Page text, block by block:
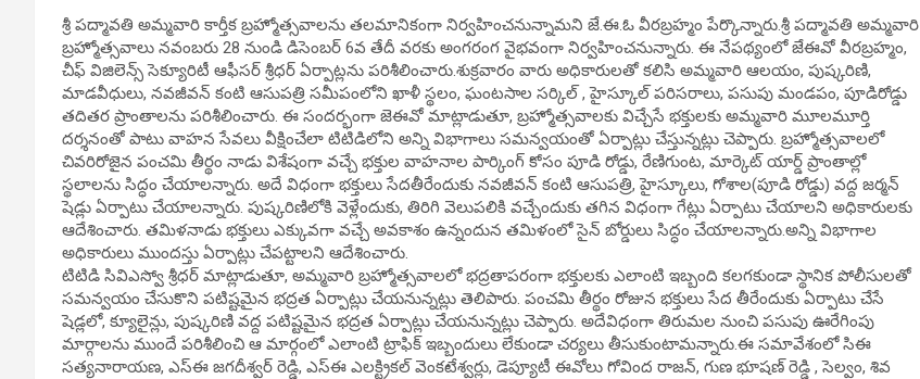
శ్రీ పద్మావతి అమ్మవారి కార్తీక బ్రహ్మోత్సవాలను తలమానికంగా నిర్వహించనున్నామని జే.ఈ.ఓ వీరబ్రహ్మం పేర్కొన్నారు.శ్రీ పద్మావతి అమ్మవారి
బ్రహ్మోత్సవాలు నవంబరు 28 నుండి డిసెంబర్ 6వ తేదీ వరకు అంగరంగ వైభవంగా నిర్వహించనున్నారు. ఈ నేపథ్యంలో జేఈవో వీరబ్రహ్మం,
చీఫ్ విజిలెన్స్ సెక్యూరిటీ ఆఫీసర్ శ్రీధర్ ఏర్పాట్లను పరిశీలించారు.శుక్రవారం వారు అధికారులతో కలిసి అమ్మవారి ఆలయం, పుష్కరిణి,
మాడవీధులు, నవజీవన్ కంటి ఆసుపత్రి సమీపంలోని ఖాళీ స్థలం, ఘంటసాల సర్కిల్ , హైస్కూల్ పరిసరాలు, పసుపు మండపం, పూడిరోడ్డు
తదితర ప్రాంతాలను పరిశీలించారు. ఈ సందర్భంగా జెఈవో మాట్లాడుతూ, బ్రహ్మోత్సవాలకు విచ్చేసే భక్తులకు అమ్మవారి మూలమూర్తి
దర్శనంతో పాటు వాహన సేవలు వీక్షించేలా టిటిడిలోని అన్ని విభాగాలు సమన్వయంతో ఏర్పాట్లు చేస్తున్నట్లు చెప్పారు. బ్రహ్మోత్సవాలలో
చివరిరోజైన పంచమి తీర్థం నాడు విశేషంగా వచ్చే భక్తుల వాహనాల పార్కింగ్ కోసం పూడి రోడ్డు, రేణిగుంట, మార్కెట్ యార్డ్ ప్రాంతాల్లో
స్థలాలను సిద్ధం చేయాలన్నారు. అదే విధంగా భక్తులు సేదతీరేందుకు నవజీవన్ కంటి ఆసుపత్రి, హైస్కూలు, గోశాల(పూడి రోడ్డు) వద్ద జర్మన్
షెడ్లు ఏర్పాటు చేయాలన్నారు. పుష్కరిణిలోకి వెళ్లేందుకు, తిరిగి వెలుపలికి వచ్చేందుకు తగిన విధంగా గేట్లు ఏర్పాటు చేయాలని అధికారులకు
ఆదేశించారు. తమిళనాడు భక్తులు ఎక్కువగా వచ్చే అవకాశం ఉన్నందున తమిళంలో సైన్ బోర్డులు సిద్ధం చేయాలన్నారు.అన్ని విభాగాల
అధికారులు ముందస్తు ఏర్పాట్లు చేపట్టాలని ఆదేశించారు.
టిటిడి సివిఎస్వో శ్రీధర్ మాట్లాడుతూ, అమ్మవారి బ్రహ్మోత్సవాలలో భద్రతాపరంగా భక్తులకు ఎలాంటి ఇబ్బంది కలగకుండా స్థానిక పోలీసులతో
సమన్వయం చేసుకొని పటిష్టమైన భద్రత ఏర్పాట్లు చేయనున్నట్లు తెలిపారు. పంచమి తీర్థం రోజున భక్తులు సేద తీరేందుకు ఏర్పాటు చేసే
షెడ్లలో, క్యూలైన్లు, పుష్కరిణి వద్ద పటిష్టమైన భద్రత ఏర్పాట్లు చేయనున్నట్లు చెప్పారు. అదేవిధంగా తిరుమల నుంచి పసుపు ఊరేగింపు
మార్గాలను ముందే పరిశీలించి ఆ మార్గంలో ఎలాంటి ట్రాఫిక్ ఇబ్బందులు లేకుండా చర్యలు తీసుకుంటామన్నారు.ఈ సమావేశంలో సిఈ
సత్యనారాయణ, ఎస్ఈ జగదీశ్వర్ రెడ్డి, ఎస్ఈ ఎలక్ట్రికల్ వెంకటేశ్వర్లు, డెప్యూటీ ఈవోలు గోవింద రాజన్, గుణ భూషణ్ రెడ్డి , సెల్వం, శివ